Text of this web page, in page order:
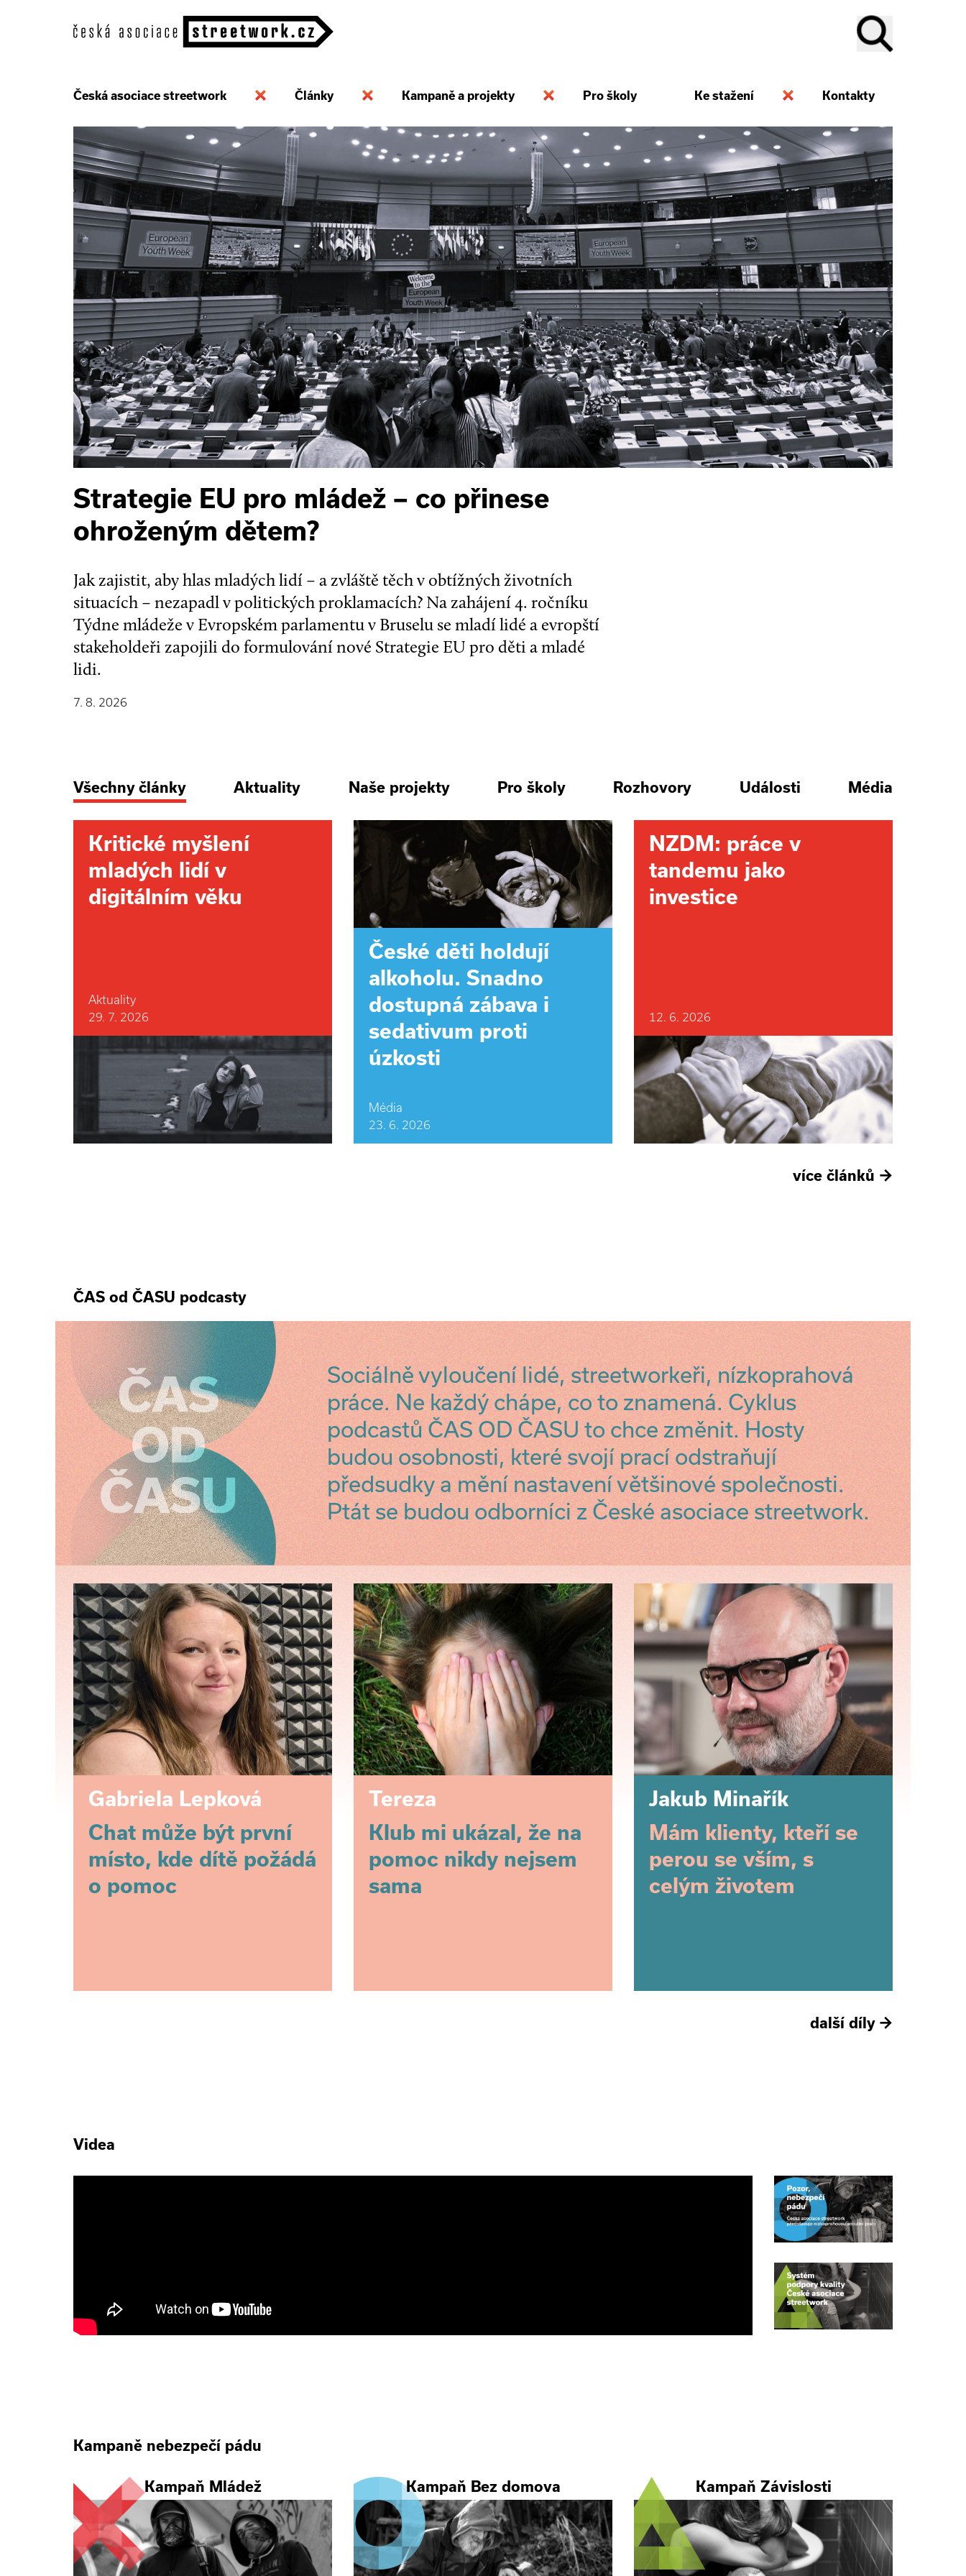
Česká asociace streetwork Články Kampaně a projekty Pro školy Ke stažení Kontakty
Strategie EU pro mládež – co přinese
ohroženým dětem?
Jak zajistit, aby hlas mladých lidí – a zvláště těch v obtížných životních
situacích – nezapadl v politických proklamacích? Na zahájení 4. ročníku
Týdne mládeže v Evropském parlamentu v Bruselu se mladí lidé a evropští
stakeholdeři zapojili do formulování nové Strategie EU pro děti a mladé
lidi.
7. 8. 2026
Všechny články Aktuality Naše projekty Pro školy Rozhovory Události Média
Kritické myšlení
mladých lidí v
digitálním věku
Aktuality
29. 7. 2026
České děti holdují
alkoholu. Snadno
dostupná zábava i
sedativum proti
úzkosti
Média
23. 6. 2026
NZDM: práce v
tandemu jako
investice
12. 6. 2026
více článků →
ČAS od ČASU podcasty
Sociálně vyloučení lidé, streetworkeři, nízkoprahová
práce. Ne každý chápe, co to znamená. Cyklus
podcastů ČAS OD ČASU to chce změnit. Hosty
budou osobnosti, které svojí prací odstraňují
předsudky a mění nastavení většinové společnosti.
Ptát se budou odborníci z České asociace streetwork.
Gabriela Lepková
Chat může být první
místo, kde dítě požádá
o pomoc
Tereza
Klub mi ukázal, že na
pomoc nikdy nejsem
sama
Jakub Minařík
Mám klienty, kteří se
perou se vším, s
celým životem
další díly →
Videa
Kampaně nebezpečí pádu
Kampaň Mládež Kampaň Bez domova Kampaň Závislosti